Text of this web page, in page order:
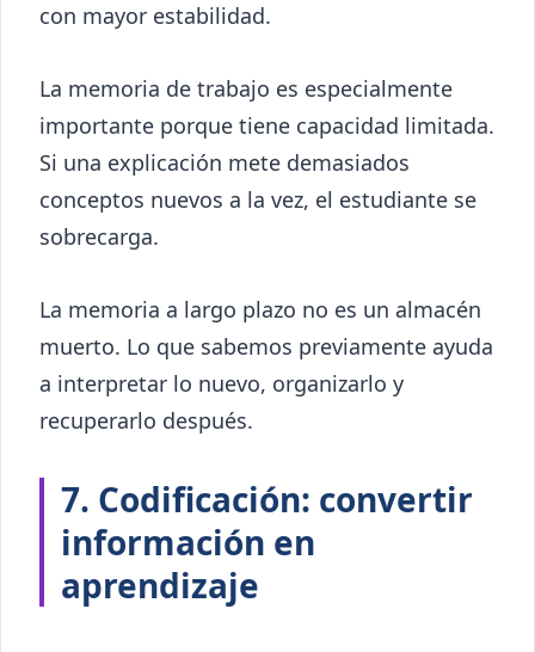
con mayor estabilidad.
La memoria de trabajo es especialmente
importante porque tiene capacidad limitada.
Si una explicación mete demasiados
conceptos nuevos a la vez, el estudiante se
sobrecarga.
La memoria a largo plazo no es un almacén
muerto. Lo que sabemos previamente ayuda
a interpretar lo nuevo, organizarlo y
recuperarlo después.
7. Codificación: convertir
información en
aprendizaje